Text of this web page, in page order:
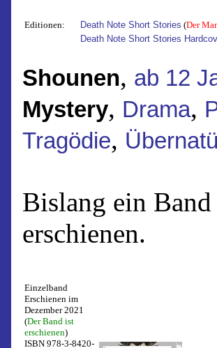
Editionen: Death Note Short Stories (Der
Death Note Short Stories
Shounen, ab 12
Mystery, Drama,
Tragödie,
Bislang ein
erschienen.
Einzelband
Erschienen im
Dezember 2021
(Der Band ist
erschienen)
ISBN 978-3-8420-